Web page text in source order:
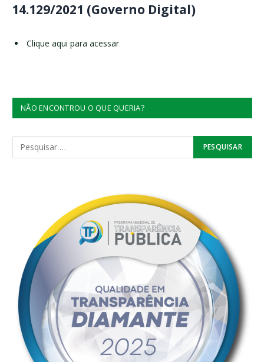
14.129/2021 (Governo Digital)
Clique aqui para acessar
NÃO ENCONTROU O QUE QUERIA?